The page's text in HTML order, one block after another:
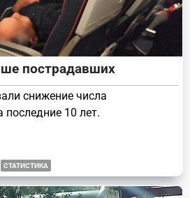
пострадавших
снижение числа
последние 10 лет.
СТАТИСТИКА